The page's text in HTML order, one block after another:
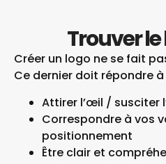
Trouver
Créer un logo ne se fait
Ce dernier doit répondre
Attirer l’œil / susciter
Correspondre à vos
positionnement
Être clair et